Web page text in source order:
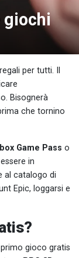
giochi
per tutti. Il
Bisognerà
che tornino
Game Pass o
in
al catalogo di
Epic, loggarsi e
gioco gratis